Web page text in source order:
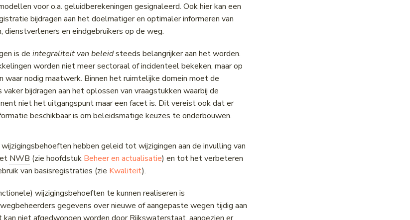
voor o.a. geluidberekeningen gesignaleerd. Ook hier kan een
bijdragen aan het doelmatiger en optimaler informeren van
dienstverleners en eindgebruikers op de weg.
is de integraliteit van beleidsteeds belangrijker aan het worden.
worden niet meer sectoraal of incidenteel bekeken, maar op
waar nodig maatwerk. Binnen het ruimtelijke domein moet de
bijdragen aan het oplossen van vraagstukken waarbij de
niet het uitgangspunt maar een facet is. Dit vereist ook dat er
beschikbaar is om beleidsmatige keuzes te onderbouwen.
hebben geleid tot wijzigingen aan de invulling van
NWB (zie hoofdstuk Beheer en actualisatie) en tot het verbeteren
van basisregistraties (zie Kwaliteit).
wijzigingsbehoeften te kunnen realiseren is
gegevens over nieuwe of aangepaste wegen tijdig aan